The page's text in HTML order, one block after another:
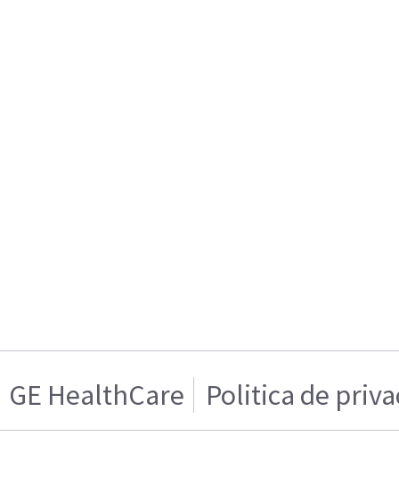
GE HealthCare Politica de